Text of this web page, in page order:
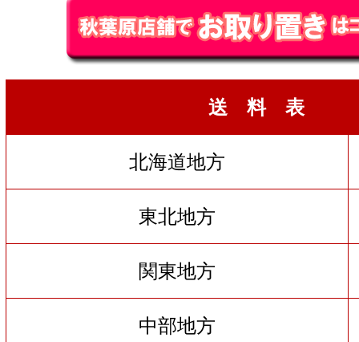
送 料 表
北海道地方
東北地方
関東地方
中部地方